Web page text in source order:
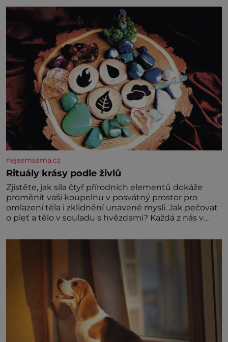
dalšími desítkami tisíc příslušnic svého včelstva,
vznikne jeden z nejdokonalejších organismů
nejsemsama.cz
Rituály krásy podle živlů
Zjistěte, jak síla čtyř přírodních elementů dokáže
proměnit vaši koupelnu v posvátný prostor pro
omlazení těla i zklidnění unavené mysli. Jak pečovat
o pleť a tělo v souladu s hvězdami? Každá z nás v
naší povaze, ale i v potřebách naší pokožky. Ohnivá
znamení Ženy narozené ve znamení Berana, Lva a
Střelce v sobě nesou žár, odvahu a neutuchající elán.